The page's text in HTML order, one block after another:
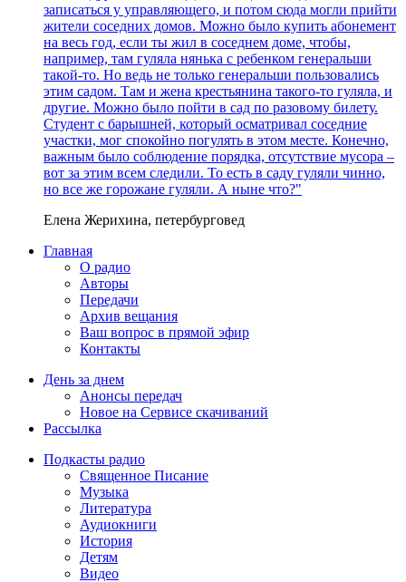
записаться у управляющего, и потом сюда могли прийти
жители соседних домов. Можно было купить абонемент
на весь год, если ты жил в соседнем доме, чтобы,
например, там гуляла нянька с ребенком генеральши
такой-то. Но ведь не только генеральши пользовались
этим садом. Там и жена крестьянина такого-то гуляла, и
другие. Можно было пойти в сад по разовому билету.
Студент с барышней, который осматривал соседние
участки, мог спокойно погулять в этом месте. Конечно,
важным было соблюдение порядка, отсутствие мусора –
вот за этим всем следили. То есть в саду гуляли чинно,
но все же горожане гуляли. А ныне что?"
Елена Жерихина, петербурговед
Главная
О радио
Авторы
Передачи
Архив вещания
Ваш вопрос в прямой эфир
Контакты
День за днем
Анонсы передач
Новое на Сервисе скачиваний
Рассылка
Подкасты радио
Священное Писание
Музыка
Литература
Аудиокниги
История
Детям
Видео